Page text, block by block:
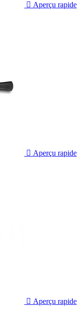
 Aperçu rapide
 Aperçu rapide
 Aperçu rapide